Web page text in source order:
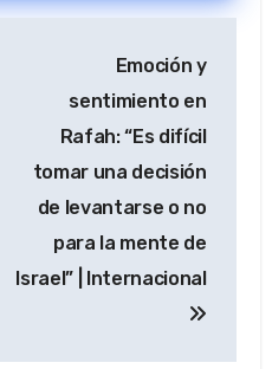
Emoción y
sentimiento en
Rafah: “Es difícil
tomar una decisión
de levantarse o no
para la mente de
Israel” | Internacional